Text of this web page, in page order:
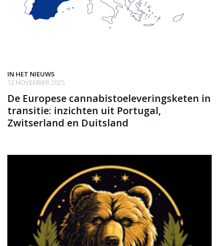
IN HET NIEUWS
12 NOVEMBER 2025
De Europese cannabistoeleveringsketen in
transitie: inzichten uit Portugal,
Zwitserland en Duitsland